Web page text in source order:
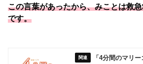
この言葉があったから、みことは救
です。
「4分間のマリ